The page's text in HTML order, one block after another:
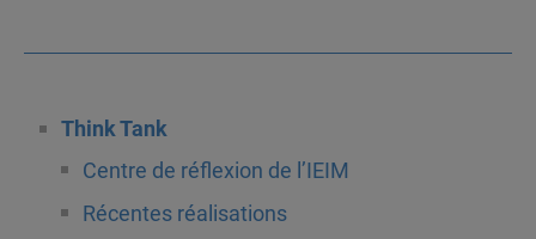
Think Tank
Centre de réflexion de l’IEIM
Récentes réalisations